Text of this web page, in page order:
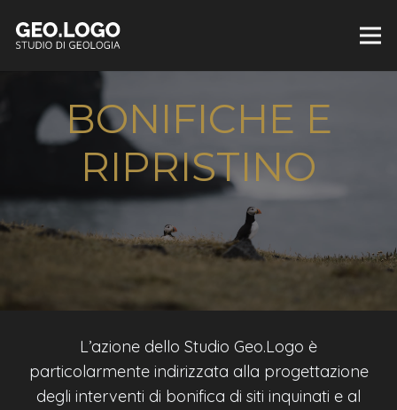
BONIFICHE E
RIPRISTINO
L’azione dello Studio Geo.Logo è
particolarmente indirizzata alla progettazione
degli interventi di bonifica di siti inquinati e al